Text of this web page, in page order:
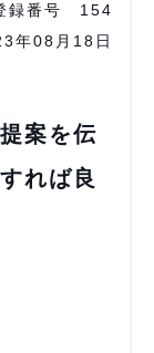
録番号
154
年08月18日
案を伝
れば良